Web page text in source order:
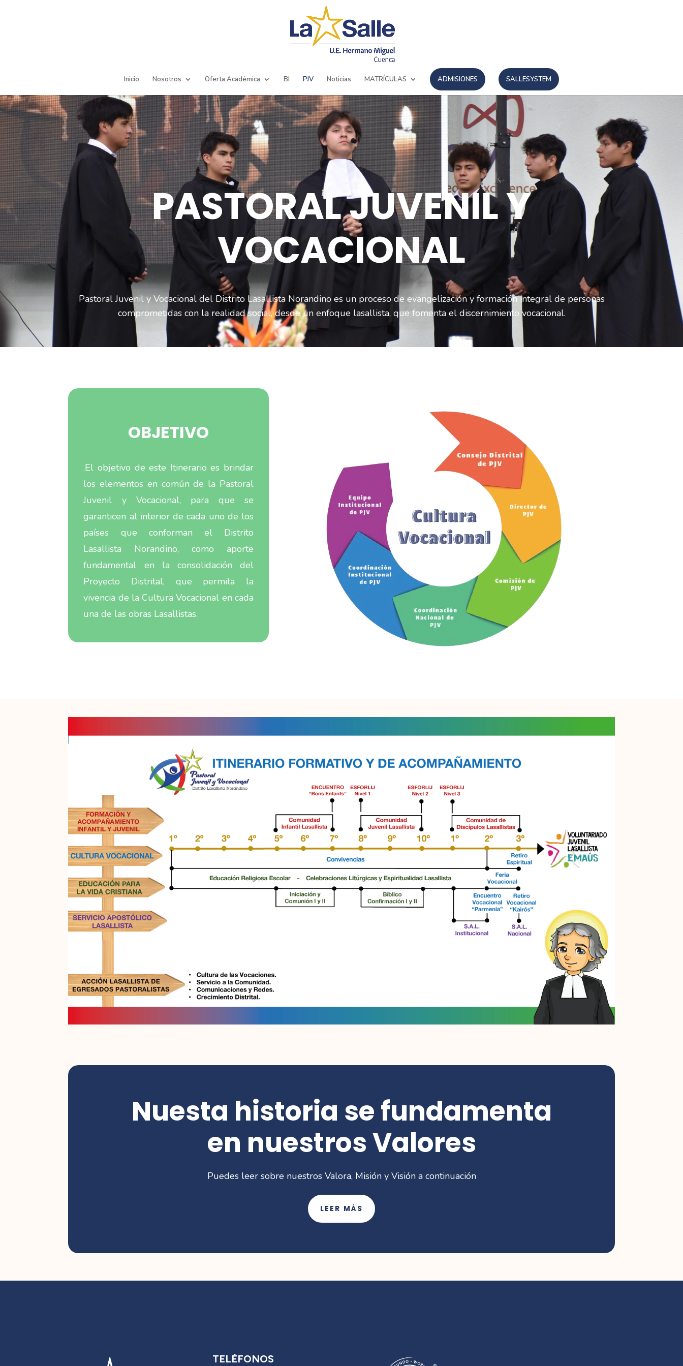
Inicio Nosotros Oferta Académica BI PJV Noticias MATRÍCULAS ADMISIONES SALLESYSTEM
PASTORAL JUVENIL Y
VOCACIONAL
Pastoral Juvenil y Vocacional del Distrito Lasallista Norandino es un proceso de evangelización y formación integral de personas
comprometidas con la realidad social, desde un enfoque lasallista, que fomenta el discernimiento vocacional.
OBJETIVO
.El objetivo de este Itinerario es brindar
los elementos en común de la Pastoral
Juvenil y Vocacional, para que se
garanticen al interior de cada uno de los
países que conforman el Distrito
Lasallista Norandino, como aporte
fundamental en la consolidación del
Proyecto Distrital, que permita la
vivencia de la Cultura Vocacional en cada
una de las obras Lasallistas.
Nuesta historia se fundamenta
en nuestros Valores
Puedes leer sobre nuestros Valora, Misión y Visión a continuación
LEER MÁS
TELÉFONOS